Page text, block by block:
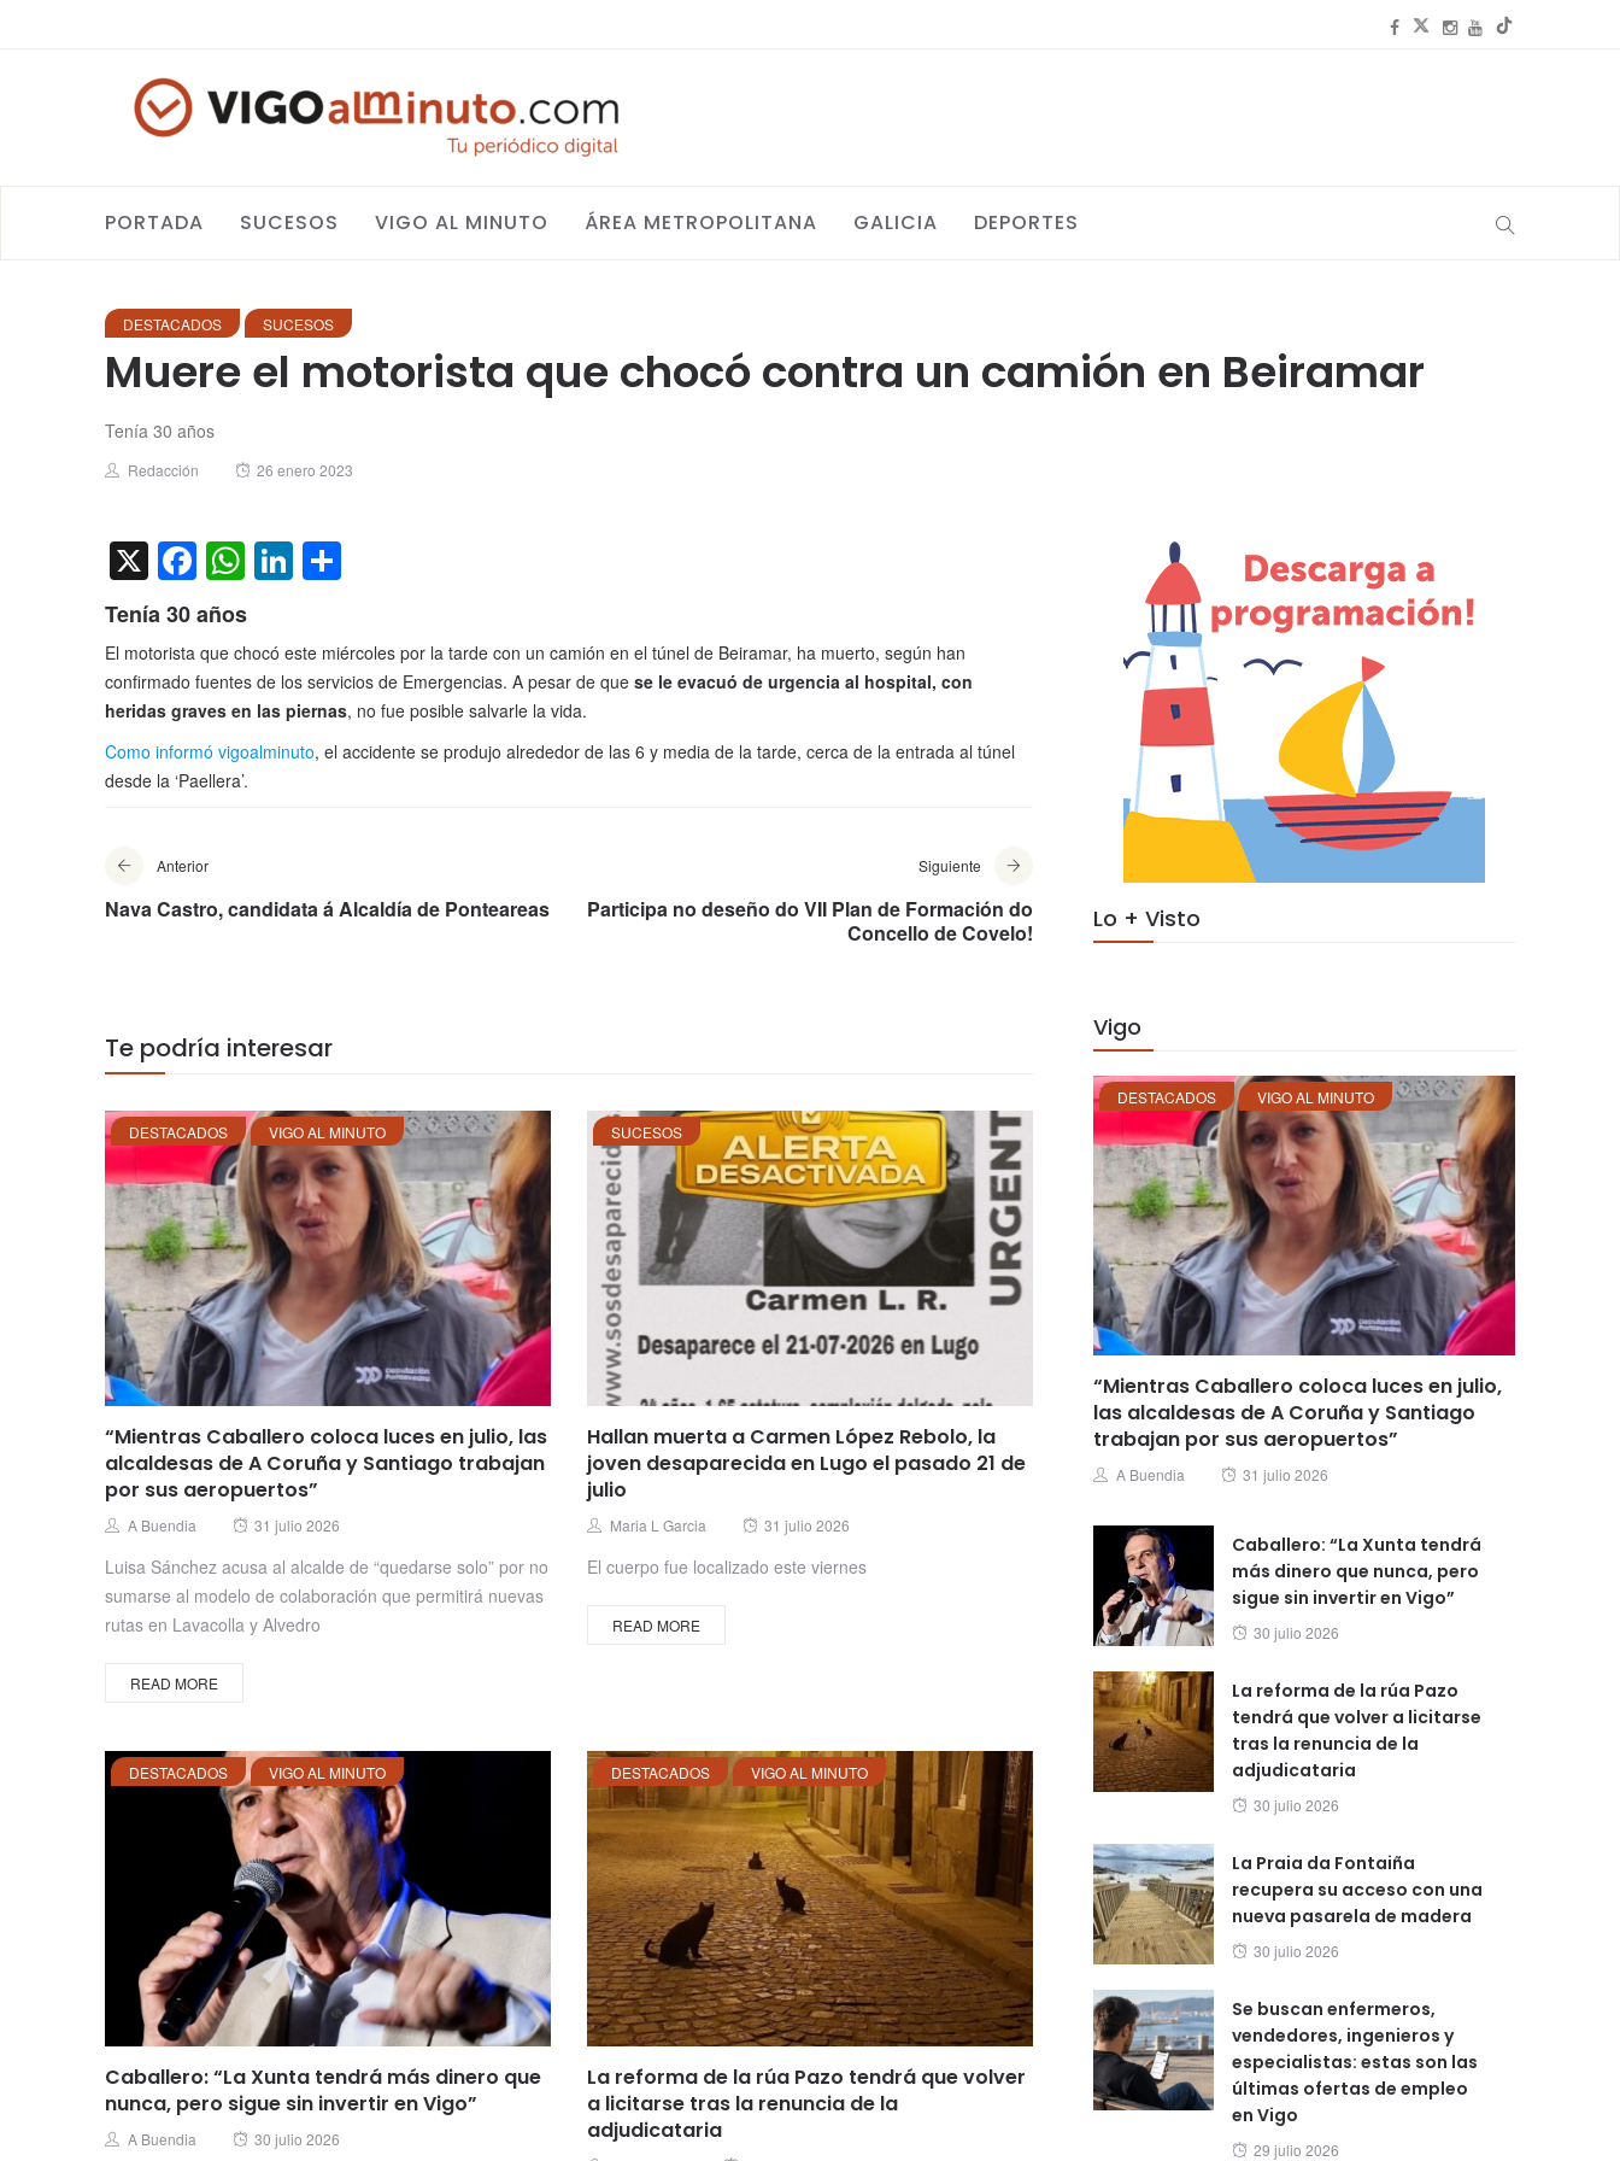
PORTADA SUCESOS VIGO AL MINUTO ÁREA METROPOLITANA GALICIA DEPORTES
DESTACADOS SUCESOS
Muere el motorista que chocó contra un camión en Beiramar
Tenía 30 años
Author
Redacción
Posted
26 enero 2023
X Facebook
WhatsApp
LinkedIn
Tenía 30 años
El motorista que chocó este miércoles por la tarde con un camión en el túnel de Beiramar, ha muerto, según han
confirmado fuentes de los servicios de Emergencias. A pesar de que se le evacuó de urgencia al hospital, con
heridas graves en las piernas, no fue posible salvarle la vida.
Como informó vigoalminuto, el accidente se produjo alrededor de las 6 y media de la tarde, cerca de la entrada al túnel
desde la ‘Paellera’.
Anterior
Nava Castro, candidata á Alcaldía de Ponteareas
Siguiente
Participa no deseño do VII Plan de Formación do
Concello de Covelo!
Te podría interesar
DESTACADOS VIGO AL MINUTO
“Mientras Caballero coloca luces en julio, las
alcaldesas de A Coruña y Santiago trabajan
por sus aeropuertos”
Author
A Buendia
Posted
31 julio 2026
Luisa Sánchez acusa al alcalde de “quedarse solo” por no
sumarse al modelo de colaboración que permitirá nuevas
rutas en Lavacolla y Alvedro
READ MORE
SUCESOS
Hallan muerta a Carmen López Rebolo, la
joven desaparecida en Lugo el pasado 21 de
julio
Author
Maria L Garcia
Posted
31 julio 2026
El cuerpo fue localizado este viernes
READ MORE
DESTACADOS VIGO AL MINUTO
Caballero: “La Xunta tendrá más dinero que
nunca, pero sigue sin invertir en Vigo”
Author
A Buendia
Posted
30 julio 2026
DESTACADOS VIGO AL MINUTO
La reforma de la rúa Pazo tendrá que volver
a licitarse tras la renuncia de la
adjudicataria
Lo + Visto
Vigo
DESTACADOS VIGO AL MINUTO
“Mientras Caballero coloca luces en julio,
las alcaldesas de A Coruña y Santiago
trabajan por sus aeropuertos”
Author
A Buendia
Posted
31 julio 2026
Caballero: “La Xunta tendrá
más dinero que nunca, pero
sigue sin invertir en Vigo”
Posted
30 julio 2026
La reforma de la rúa Pazo
tendrá que volver a licitarse
tras la renuncia de la
adjudicataria
Posted
30 julio 2026
La Praia da Fontaiña
recupera su acceso con una
nueva pasarela de madera
Posted
30 julio 2026
Se buscan enfermeros,
vendedores, ingenieros y
especialistas: estas son las
últimas ofertas de empleo
en Vigo
Posted
29 julio 2026